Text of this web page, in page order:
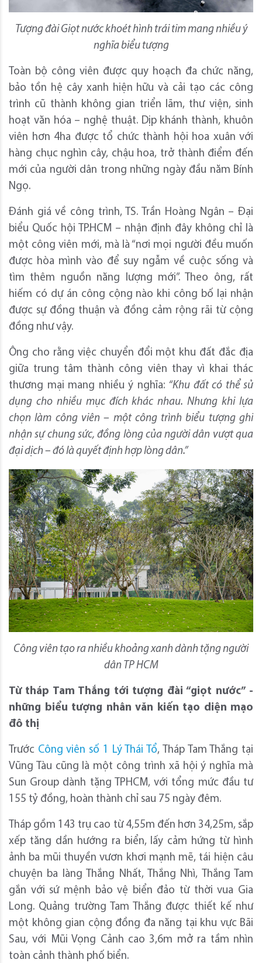
Tượng đài Giọt nước khoét hình trái tim mang nhiều ý
nghĩa biểu tượng
Toàn bộ công viên được quy hoạch đa chức năng,
bảo tồn hệ cây xanh hiện hữu và cải tạo các công
trình cũ thành không gian triển lãm, thư viện, sinh
hoạt văn hóa – nghệ thuật. Dịp khánh thành, khuôn
viên hơn 4ha được tổ chức thành hội hoa xuân với
hàng chục nghìn cây, chậu hoa, trở thành điểm đến
mới của người dân trong những ngày đầu năm Bính
Ngọ.
Đánh giá về công trình, TS. Trần Hoàng Ngân – Đại
biểu Quốc hội TP.HCM – nhận định đây không chỉ là
một công viên mới, mà là “nơi mọi người đều muốn
được hòa mình vào để suy ngẫm về cuộc sống và
tìm thêm nguồn năng lượng mới”. Theo ông, rất
hiếm có dự án công cộng nào khi công bố lại nhận
được sự đồng thuận và đồng cảm rộng rãi từ cộng
đồng như vậy.
Ông cho rằng việc chuyển đổi một khu đất đắc địa
giữa trung tâm thành công viên thay vì khai thác
thương mại mang nhiều ý nghĩa: “Khu đất có thể sử
dụng cho nhiều mục đích khác nhau. Nhưng khi lựa
chọn làm công viên – một công trình biểu tượng ghi
nhận sự chung sức, đồng lòng của người dân vượt qua
đại dịch – đó là quyết định hợp lòng dân.”
Công viên tạo ra nhiều khoảng xanh dành tặng người
dân TP HCM
Từ tháp Tam Thắng tới tượng đài “giọt nước” -
những biểu tượng nhân văn kiến tạo diện mạo
đô thị
Trước Công viên số 1 Lý Thái Tổ, Tháp Tam Thắng tại
Vũng Tàu cũng là một công trình xã hội ý nghĩa mà
Sun Group dành tặng TPHCM, với tổng mức đầu tư
155 tỷ đồng, hoàn thành chỉ sau 75 ngày đêm.
Tháp gồm 143 trụ cao từ 4,55m đến hơn 34,25m, sắp
xếp tăng dần hướng ra biển, lấy cảm hứng từ hình
ảnh ba mũi thuyền vươn khơi mạnh mẽ, tái hiện câu
chuyện ba làng Thắng Nhất, Thắng Nhì, Thắng Tam
gắn với sứ mệnh bảo vệ biển đảo từ thời vua Gia
Long. Quảng trường Tam Thắng được thiết kế như
một không gian cộng đồng đa năng tại khu vực Bãi
Sau, với Mũi Vọng Cảnh cao 3,6m mở ra tầm nhìn
toàn cảnh thành phố biển.